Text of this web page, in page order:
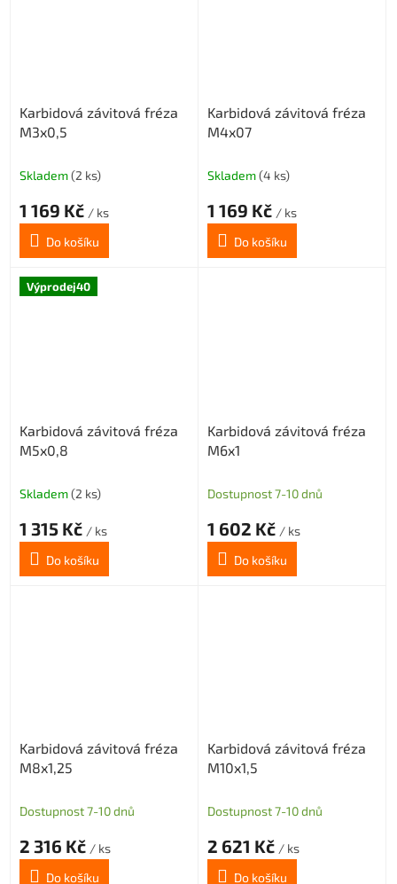
Karbidová závitová fréza
M3x0,5
Skladem(2 ks)
1 169 Kč / ks
Do košíku
Karbidová závitová fréza
M4x07
Skladem(4 ks)
1 169 Kč / ks
Do košíku
Výprodej40
Karbidová závitová fréza
M5x0,8
Skladem(2 ks)
1 315 Kč / ks
Do košíku
Karbidová závitová fréza
M6x1
Dostupnost 7-10 dnů
1 602 Kč / ks
Do košíku
Karbidová závitová fréza
M8x1,25
Dostupnost 7-10 dnů
2 316 Kč / ks
Do košíku
Karbidová závitová fréza
M10x1,5
Dostupnost 7-10 dnů
2 621 Kč / ks
Do košíku